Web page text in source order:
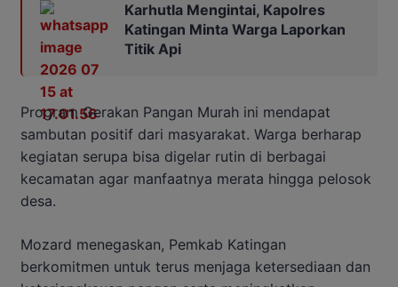
Karhutla Mengintai, Kapolres
Katingan Minta Warga Laporkan
Titik Api
Program Gerakan Pangan Murah ini mendapat
sambutan positif dari masyarakat. Warga berharap
kegiatan serupa bisa digelar rutin di berbagai
kecamatan agar manfaatnya merata hingga pelosok
desa.
Mozard menegaskan, Pemkab Katingan
berkomitmen untuk terus menjaga ketersediaan dan